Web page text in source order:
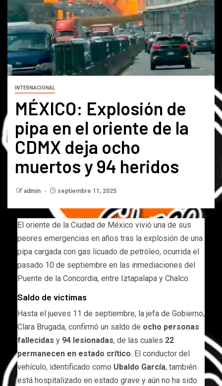
INTERNACIONAL
MÉXICO: Explosión de
pipa en el oriente de la
CDMX deja ocho
muertos y 94 heridos
admin septiembre 11, 2025
El oriente de la Ciudad de México vivió una de sus
peores emergencias en años tras la explosión de una
pipa cargada con gas licuado de petróleo, ocurrida el
pasado 10 de septiembre en las inmediaciones del
Puente de la Concordia, entre Iztapalapa y Chalco.
Saldo de víctimas
Hasta el jueves 11 de septiembre, la jefa de Gobierno,
Clara Brugada, confirmó un saldo de ocho personas
fallecidas y 94 lesionadas, de las cuales 22
permanecen en estado crítico. El conductor del
vehículo, identificado como Ubaldo García, también
está hospitalizado en estado grave y aún no ha sido